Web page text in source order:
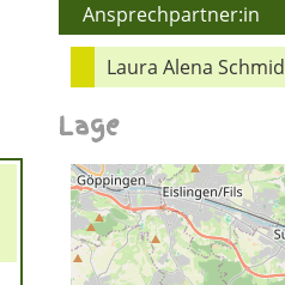
Ansprechpartner:in
Laura Alena Schmid
Lage